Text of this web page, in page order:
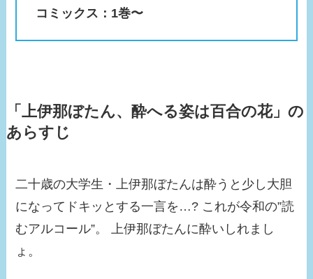
コミックス：1巻〜
「上伊那ぼたん、酔へる姿は百合の花」の
あらすじ
二十歳の大学生・上伊那ぼたんは酔うと少し大胆
になってドキッとする一言を…? これが令和の”読
むアルコール”。 上伊那ぼたんに酔いしれまし
ょ。